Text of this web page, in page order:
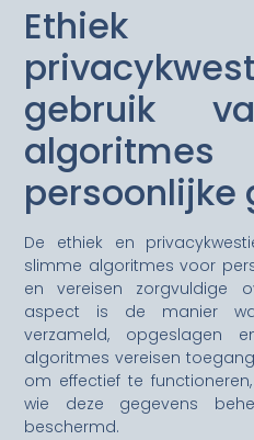
gebruik
persoonlijke
De ethiek en
slimme algoritmes voor
en vereisen zorgvuldige
aspect is de manier
verzameld, opgeslagen
algoritmes vereisen
om effectief te
wie deze gegevens
beschermd.